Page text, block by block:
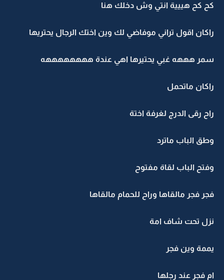
كح كح هييية انتي وش دخلك هنا
راكان اقول تراني موفاضي لك وين اختك الرجال يحتريها
سمر هههه غبي يحتيرها اهي عندة ههههههههه
راكان ماتحمل
راح رقى الدرج لغرفة اختة
وطق الباب ماترد
وفتح الباب لقاة مفتوح
فجر فجر مالقاها وراح للحمام مالقاها
نزل تحت شاف امة
يممة وين فجر
ام فجر عند رجلها